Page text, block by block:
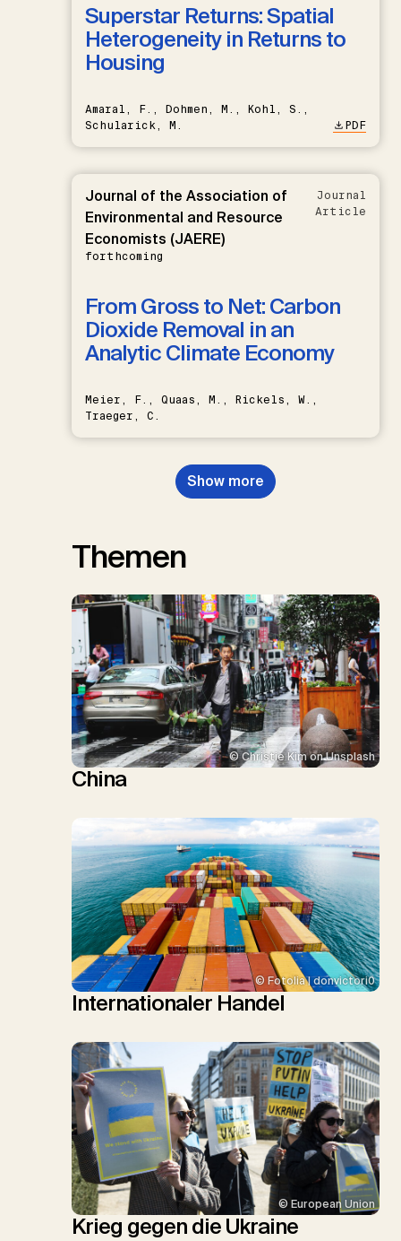
Superstar Returns: Spatial
Heterogeneity in Returns to
Housing
Amaral, F., Dohmen, M., Kohl, S.,
Schularick, M.
PDF
Journal of the Association of
Environmental and Resource
Economists (JAERE)
forthcoming
Journal
Article
From Gross to Net: Carbon
Dioxide Removal in an
Analytic Climate Economy
Meier, F., Quaas, M., Rickels, W.,
Traeger, C.
Show more
Themen
© Christie Kim on Unsplash
China
© Fotolia | donvictori0
Internationaler Handel
© European Union
Krieg gegen die Ukraine